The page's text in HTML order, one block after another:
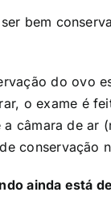
bem
do ovo
o exame é
câmara de
conservação
ainda está